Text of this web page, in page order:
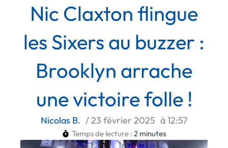
Nic Claxton flingue
les Sixers au buzzer :
Brooklyn arrache
une victoire folle !
Nicolas B. /23 février 2025 à12:57
Temps de lecture : 2 minutes